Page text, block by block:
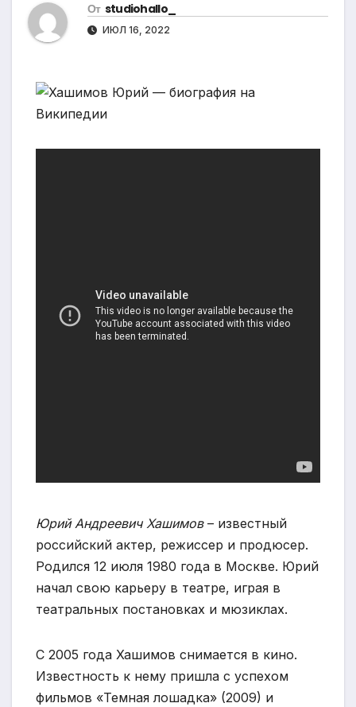
От studiohallo_
ИЮЛ 16, 2022
Юрий Андреевич Хашимов– известный
российский актер, режиссер и продюсер.
Родился 12 июля 1980 года в Москве. Юрий
начал свою карьеру в театре, играя в
театральных постановках и мюзиклах.
С 2005 года Хашимов снимается в кино.
Известность к нему пришла с успехом
фильмов «Темная лошадка» (2009) и